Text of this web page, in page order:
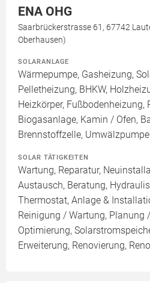
ENA OHG
Saarbrückerstrasse 61, 67742
Oberhausen)
SOLARANLAGE
Wärmepumpe, Gasheizung,
Pelletheizung, BHKW,
Heizkörper, Fußbodenheizung,
Biogasanlage, Kamin / Ofen,
Brennstoffzelle, Umwälzpumpe
SOLAR TÄTIGKEITEN
Wartung, Reparatur,
Austausch, Beratung,
Thermostat, Anlage &
Reinigung / Wartung, Planung
Optimierung,
Erweiterung, Renovierung,